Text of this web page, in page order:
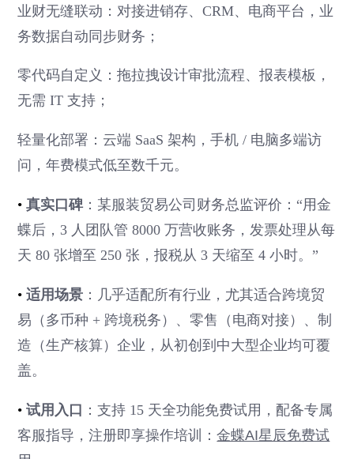
业财无缝联动：对接进销存、CRM、电商平台，业
务数据自动同步财务；
零代码自定义：拖拉拽设计审批流程、报表模板，
无需 IT 支持；
轻量化部署：云端 SaaS 架构，手机 / 电脑多端访
问，年费模式低至数千元。
•真实口碑：某服装贸易公司财务总监评价：“用金
蝶后，3 人团队管 8000 万营收账务，发票处理从每
天 80 张增至 250 张，报税从 3 天缩至 4 小时。”
•适用场景 ：几乎适配所有行业，尤其适合跨境贸
易（多币种 + 跨境税务）、零售（电商对接）、制
造（生产核算）企业，从初创到中大型企业均可覆
盖。
•试用入口 ：支持 15 天全功能免费试用，配备专属
客服指导，注册即享操作培训：金蝶AI星辰免费试